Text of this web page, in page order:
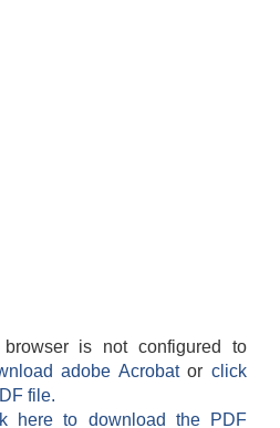
is not configured to
adobe Acrobatorclick
file.
here to download the PDF